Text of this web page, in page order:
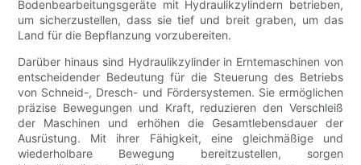
Bodenbearbeitungsgeräte mit Hydraulikzylindern betrieben,
um sicherzustellen, dass sie tief und breit graben, um das
Land für die Bepflanzung vorzubereiten.
Darüber hinaus sind Hydraulikzylinder in Erntemaschinen von
entscheidender Bedeutung für die Steuerung des Betriebs
von Schneid-, Dresch- und Fördersystemen. Sie ermöglichen
präzise Bewegungen und Kraft, reduzieren den Verschleiß
der Maschinen und erhöhen die Gesamtlebensdauer der
Ausrüstung. Mit ihrer Fähigkeit, eine gleichmäßige und
wiederholbare Bewegung bereitzustellen, sorgen